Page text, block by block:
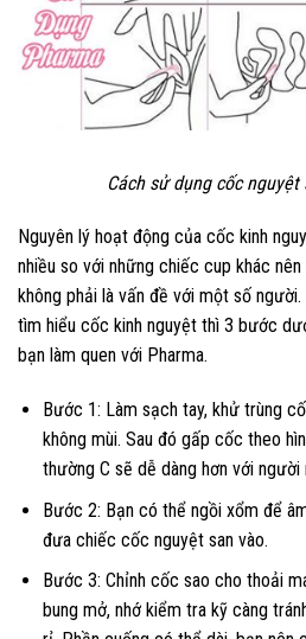
Cách sử dụng cốc nguyệt
Nguyên lý hoạt động của cốc kinh
nhiều so với những chiếc cup khác
không phải là vấn đề với một số
tìm hiểu cốc kinh nguyệt thì 3 bước
bạn làm quen với Pharma.
Bước 1: Làm sạch tay, khử trùng
không mùi. Sau đó gấp cốc theo
thường C sẽ dễ dàng hơn với người
Bước 2: Bạn có thể ngồi xổm để
đưa chiếc cốc nguyệt san vào.
Bước 3: Chỉnh cốc sao cho thoải
bung mở, nhớ kiểm tra kỹ càng